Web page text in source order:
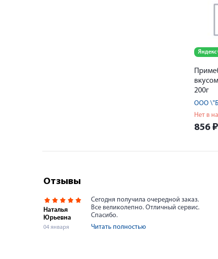
Яндекс
200г
ООО
Нет в
856 ₽
Отзывы
Наталья
Юрьевна
04 января
Сегодня получила очередной заказ.
Все великолепно. Отличный сервис.
Спасибо.
Читать полностью